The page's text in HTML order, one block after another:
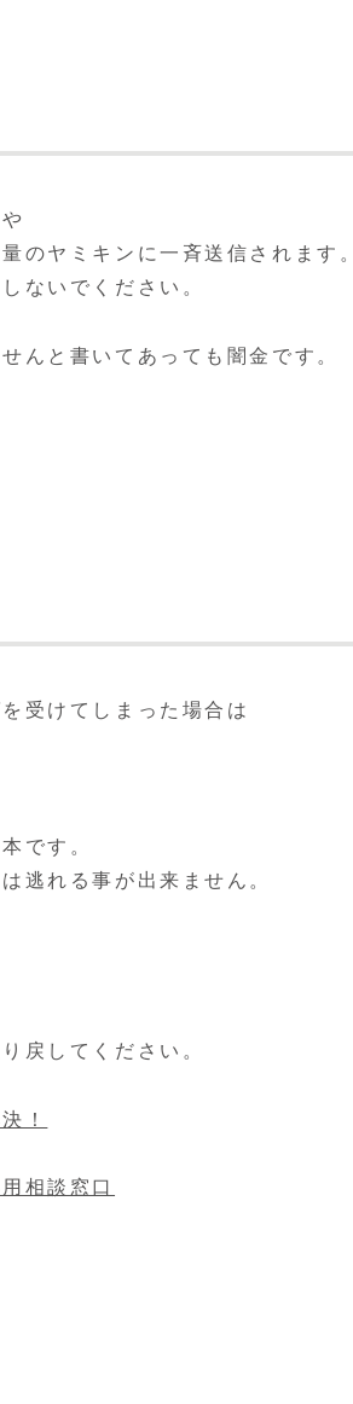
のヤミキンに一斉送信されます。
ないでください。
んと書いてあっても闇金です。
受けてしまった場合は
です。
逃れる事が出来ません。
戻してください。
！
相談窓口